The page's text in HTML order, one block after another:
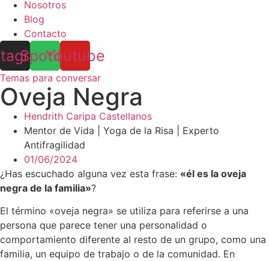
Nosotros
Blog
Contacto
SpotifyYoutube
Temas para conversar
Oveja Negra
Hendrith Caripa Castellanos
Mentor de Vida | Yoga de la Risa | Experto
Antifragilidad
01/06/2024
¿Has escuchado alguna vez esta frase: «él es la oveja
negra de la familia»?
El término «oveja negra» se utiliza para referirse a una
persona que parece tener una personalidad o
comportamiento diferente al resto de un grupo, como una
familia, un equipo de trabajo o de la comunidad. En